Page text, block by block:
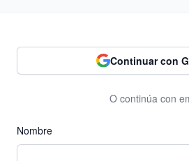
Continuar con
O continúa con
Nombre